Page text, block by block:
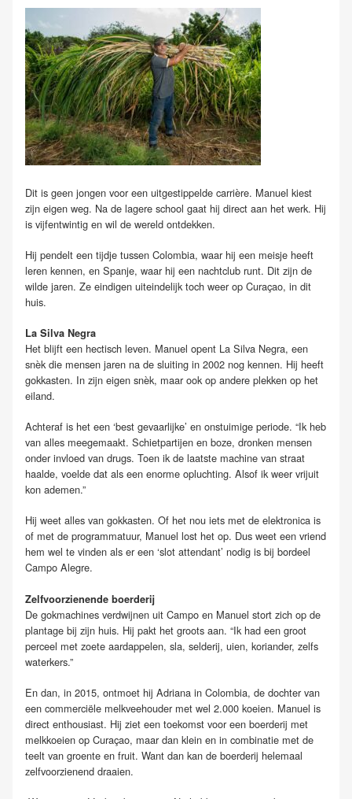
Dit is geen jongen voor een uitgestippelde carrière. Manuel kiest
zijn eigen weg. Na de lagere school gaat hij direct aan het werk. Hij
is vijfentwintig en wil de wereld ontdekken.
Hij pendelt een tijdje tussen Colombia, waar hij een meisje heeft
leren kennen, en Spanje, waar hij een nachtclub runt. Dit zijn de
wilde jaren. Ze eindigen uiteindelijk toch weer op Curaçao, in dit
huis.
La Silva Negra
Het blijft een hectisch leven. Manuel opent La Silva Negra, een
snèk die mensen jaren na de sluiting in 2002 nog kennen. Hij heeft
gokkasten. In zijn eigen snèk, maar ook op andere plekken op het
eiland.
Achteraf is het een ‘best gevaarlijke’ en onstuimige periode. “Ik heb
van alles meegemaakt. Schietpartijen en boze, dronken mensen
onder invloed van drugs. Toen ik de laatste machine van straat
haalde, voelde dat als een enorme opluchting. Alsof ik weer vrijuit
kon ademen.”
Hij weet alles van gokkasten. Of het nou iets met de elektronica is
of met de programmatuur, Manuel lost het op. Dus weet een vriend
hem wel te vinden als er een ‘slot attendant’ nodig is bij bordeel
Campo Alegre.
Zelfvoorzienende boerderij
De gokmachines verdwijnen uit Campo en Manuel stort zich op de
plantage bij zijn huis. Hij pakt het groots aan. “Ik had een groot
perceel met zoete aardappelen, sla, selderij, uien, koriander, zelfs
waterkers.”
En dan, in 2015, ontmoet hij Adriana in Colombia, de dochter van
een commerciële melkveehouder met wel 2.000 koeien. Manuel is
direct enthousiast. Hij ziet een toekomst voor een boerderij met
melkkoeien op Curaçao, maar dan klein en in combinatie met de
teelt van groente en fruit. Want dan kan de boerderij helemaal
zelfvoorzienend draaien.